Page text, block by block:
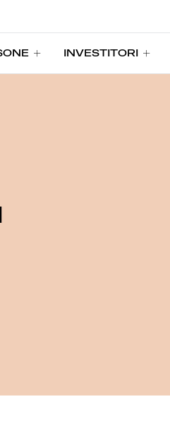
INVESTITORI